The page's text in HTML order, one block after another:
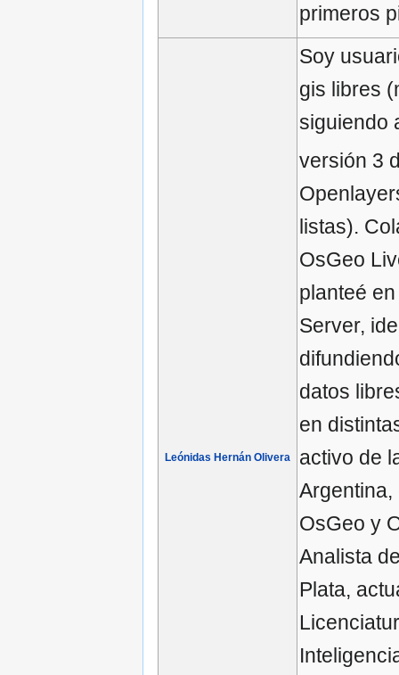
primeros
Leónidas Hernán Olivera
Soy
gis libres
siguiendo
versión 3
listas).
OsGeo
planteé
Server,
datos
en
activo de
OsGeo y
Analista
Plata,